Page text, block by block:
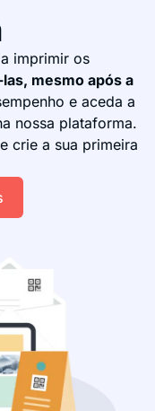
imprimir os
mesmo após a
e aceda a
nossa plataforma.
crie a sua primeira